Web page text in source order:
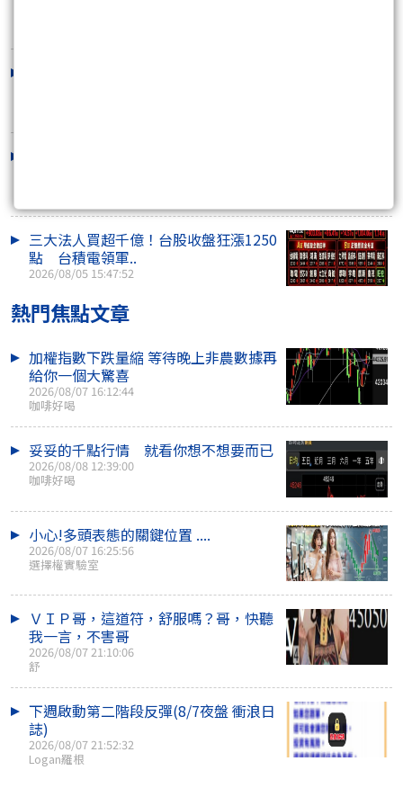
三大法人買超千億！台股收盤狂漲1250
點 台積電領軍..
2026/08/05 15:47:52
熱門焦點文章
加權指數下跌量縮 等待晚上非農數據再
給你一個大驚喜
2026/08/07 16:12:44
咖啡好喝
妥妥的千點行情 就看你想不想要而已
2026/08/08 12:39:00
咖啡好喝
小心!多頭表態的關鍵位置 ....
2026/08/07 16:25:56
選擇權實驗室
ＶＩＰ哥，這道符，舒服嗎？哥，快聽
我一言，不害哥
2026/08/07 21:10:06
舒
下週啟動第二階段反彈(8/7夜盤 衝浪日
誌)
2026/08/07 21:52:32
Logan羅根